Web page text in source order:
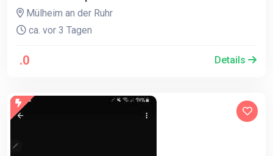
Mülheim an der Ruhr
ca. vor 3 Tagen
.0 Details